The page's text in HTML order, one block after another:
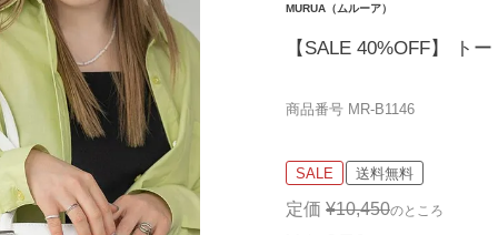
MURUA（ムルーア）
【SALE 40%OFF】 ト
商品番号 MR-B1146
SALE 送料無料
定価 ¥10,450のところ